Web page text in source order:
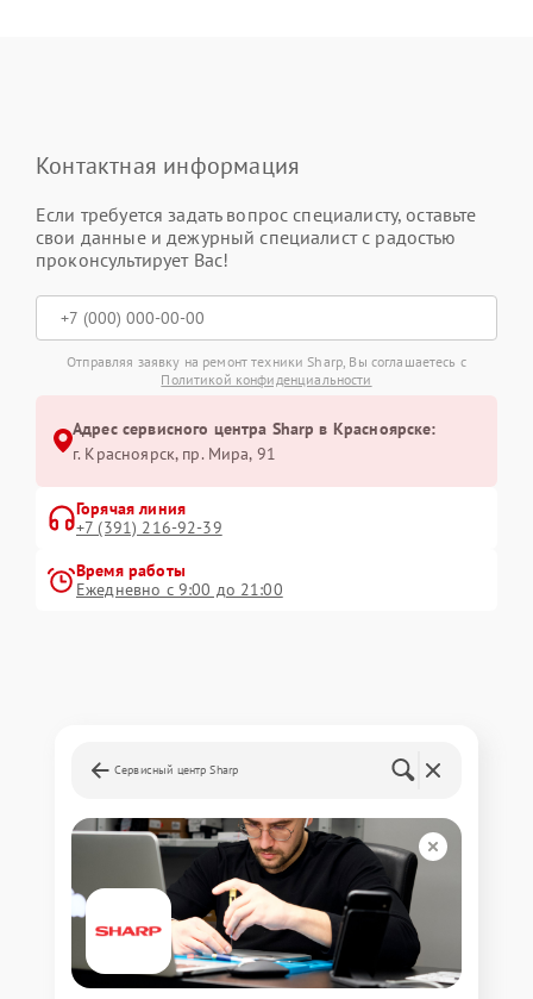
Контактная информация
Если требуется задать вопрос специалисту, оставьте
свои данные и дежурный специалист с радостью
проконсультирует Вас!
Отправляя заявку на ремонт техники Sharp, Вы соглашаетесь с
Политикой конфиденциальности
Адрес сервисного центра Sharp в Красноярске:
г. Красноярск, ​пр. Мира, 91
Горячая линия
+7 (391) 216-92-39
Время работы
Ежедневно с 9:00 до 21:00
Сервисный центр Sharp